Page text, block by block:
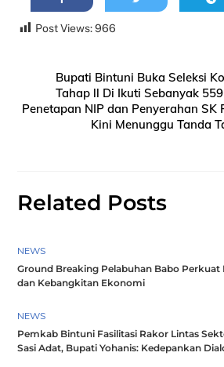
Post Views: 966
Bupati Bintuni Buka Seleksi
Tahap ll Di Ikuti Sebanyak
Penetapan NIP dan Penyerahan SK
Kini Menunggu Tanda
Related Posts
NEWS
Ground Breaking Pelabuhan Babo Perkuat
dan Kebangkitan Ekonomi
NEWS
Pemkab Bintuni Fasilitasi Rakor Lintas
Sasi Adat, Bupati Yohanis: Kedepankan